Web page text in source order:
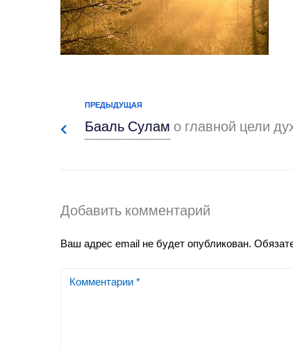
ПРЕДЫДУЩАЯ
Бааль Сулам о главной цели
Добавить комментарий
Ваш адрес email не будет опубликован.